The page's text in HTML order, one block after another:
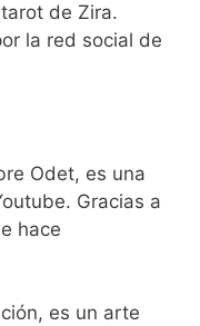
de Zira.
la red social de
Odet, es una
Gracias a
hace
es un arte